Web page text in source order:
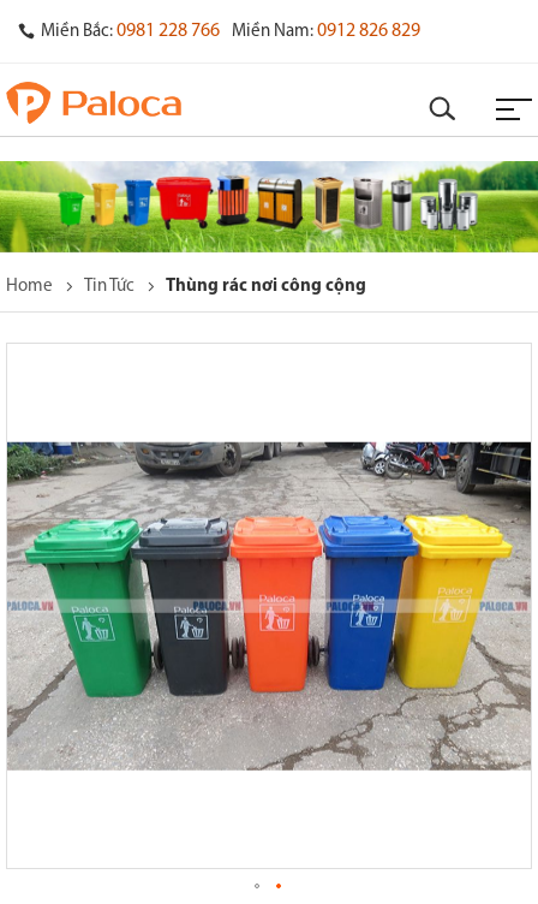
Miền Bắc: 0981 228 766 Miền Nam: 0912 826 829
Home Tin Tức Thùng rác nơi công cộng